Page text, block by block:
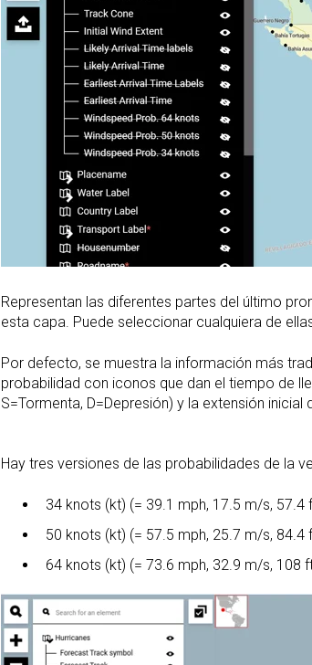
Representan las diferentes partes del último
esta capa. Puede seleccionar cualquiera de
Por defecto, se muestra la información más
probabilidad con iconos que dan el tiempo de
S=Tormenta, D=Depresión) y la extensión inicial
Hay tres versiones de las probabilidades de la
34 knots (kt) (= 39.1 mph, 17.5 m/s, 57.4
50 knots (kt) (= 57.5 mph, 25.7 m/s, 84.4
64 knots (kt) (= 73.6 mph, 32.9 m/s, 108